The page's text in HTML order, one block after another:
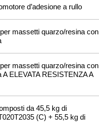
d’adesione a rullo
massetti quarzo/resina con
massetti quarzo/resina con
ELEVATA RESISTENZA A
da 45,5 kg di
(C) + 55,5 kg di